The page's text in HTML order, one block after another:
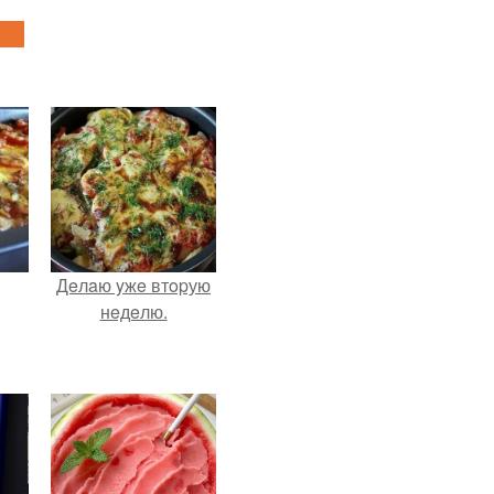
Дeлaю yжe втopую
нeдeлю.